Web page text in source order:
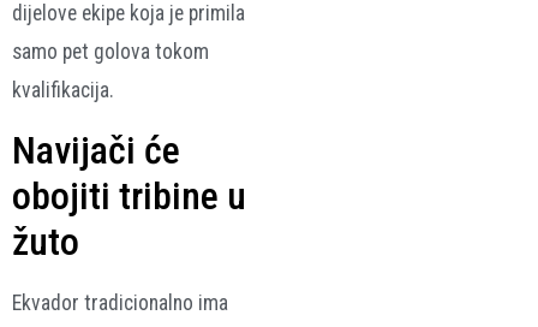
dijelove ekipe koja je primila
samo pet golova tokom
kvalifikacija.
Navijači će
obojiti tribine u
žuto
Ekvador tradicionalno ima